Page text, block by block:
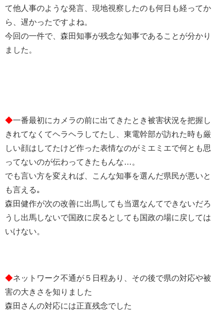
て他人事のような発言、現地視察したのも何日も経ってか
ら、遅かったですよね。
今回の一件で、森田知事が残念な知事であることが分かり
ました。
◆一番最初にカメラの前に出てきたとき被害状況を把握し
きれてなくてヘラヘラしてたし、東電幹部が訪れた時も厳
しい顔はしてたけど作った表情なのがミエミエで何とも思
ってないのが伝わってきたもんな…。
でも言い方を変えれば、こんな知事を選んだ県民が悪いと
も言える｡
森田健作が次の改善に出馬しても当選なんてできないだろ
うし出馬しないで国政に戻るとしても国政の場に戻しては
いけない。
◆ネットワーク不通が５日程あり、その後で県の対応や被
害の大きさを知りました
森田さんの対応には正直残念でした